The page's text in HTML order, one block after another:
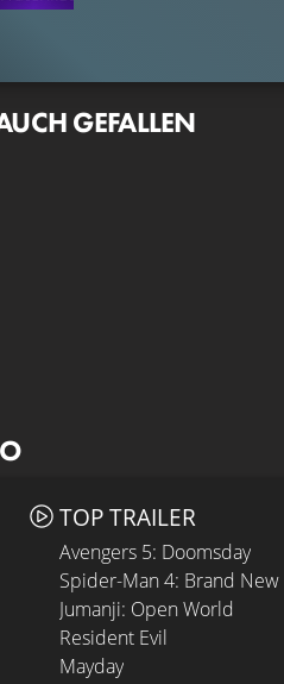
GEFALLEN
TOP TRAILER
Avengers 5: Doomsday
Spider-Man 4: Brand New
Jumanji: Open World
Resident Evil
Mayday